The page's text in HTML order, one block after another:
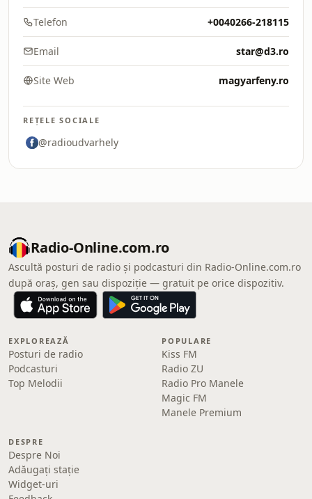
Telefon +0040266-218115
Email star@d3.ro
Site Web magyarfeny.ro
REȚELE SOCIALE
@radioudvarhely
Radio-Online.com.ro
Ascultă posturi de radio și podcasturi din Radio-Online.com.ro
după oraș, gen sau dispoziție — gratuit pe orice dispozitiv.
EXPLOREAZĂ
Posturi de radio
Podcasturi
Top Melodii
POPULARE
Kiss FM
Radio ZU
Radio Pro Manele
Magic FM
Manele Premium
DESPRE
Despre Noi
Adăugați stație
Widget-uri